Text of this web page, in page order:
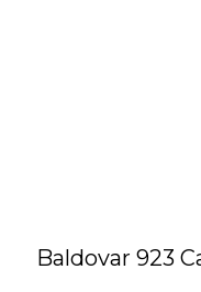
Baldovar 923